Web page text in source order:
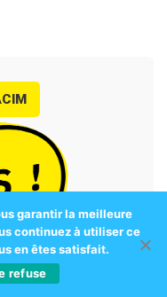
garantir la meilleure
continuez à utiliser ce
en êtes satisfait.
refuse